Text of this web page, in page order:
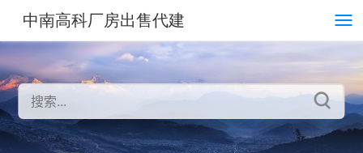
中南高科厂房出售代建